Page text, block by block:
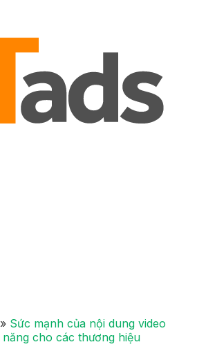
» Sức mạnh của nội dung video
cho các thương hiệu